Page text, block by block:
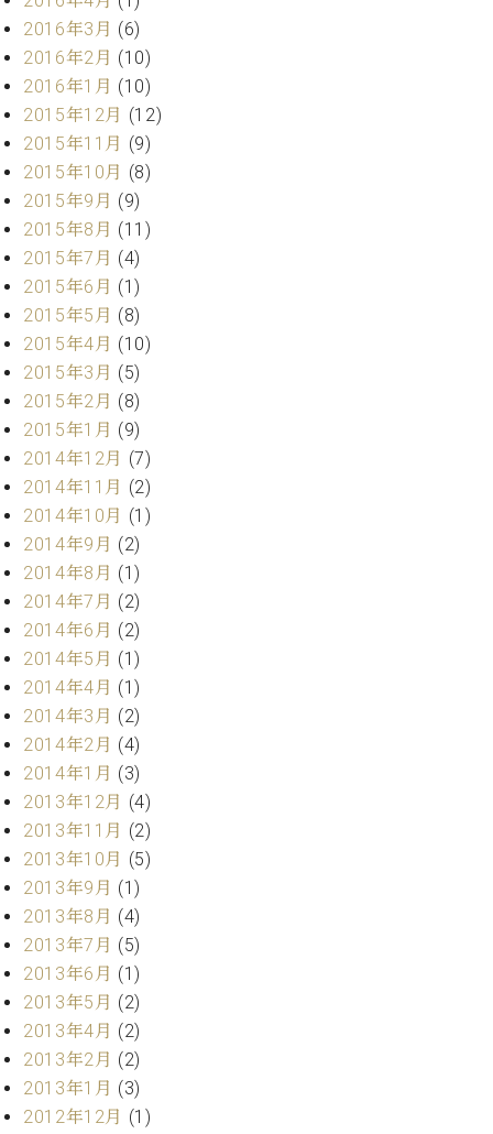
マ
ー
サ
ビ
ス
(
調
律
)
ア
フ
タ
サ
ー
ビ
ス
(調
律)
律
師
紹
介
調
料
金
表
お
問
い
わ
せ
尾山調律師のブ
ログ Die
Musikgasse（音
楽の小道）
2016年3月 (6)
2016年2月 (10)
2016年1月 (10)
2015年12月 (12)
2015年11月 (9)
2015年10月 (8)
2015年9月 (9)
2015年8月 (11)
2015年7月 (4)
2015年6月 (1)
2015年5月 (8)
2015年4月 (10)
2015年3月 (5)
2015年2月 (8)
2015年1月 (9)
2014年12月 (7)
2014年11月 (2)
2014年10月 (1)
2014年9月 (2)
2014年8月 (1)
2014年7月 (2)
2014年6月 (2)
2014年5月 (1)
2014年4月 (1)
2014年3月 (2)
2014年2月 (4)
2014年1月 (3)
2013年12月 (4)
2013年11月 (2)
2013年10月 (5)
2013年9月 (1)
2013年8月 (4)
2013年7月 (5)
2013年6月 (1)
2013年5月 (2)
2013年4月 (2)
2013年2月 (2)
2013年1月 (3)
2012年12月 (1)